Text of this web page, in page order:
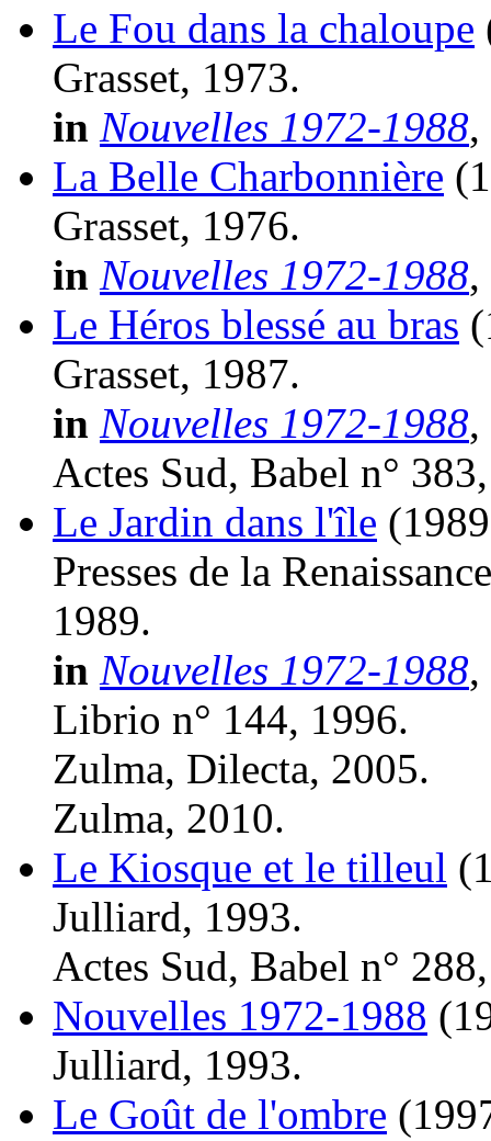
Le Fou dans la chaloupe
Grasset, 1973.
in Nouvelles 1972-1988,
La Belle Charbonnière
Grasset, 1976.
in Nouvelles 1972-1988,
Le Héros blessé au bras
Grasset, 1987.
in Nouvelles 1972-1988,
Actes Sud, Babel n°
Le Jardin dans l'île
Presses de la
1989.
in Nouvelles 1972-1988,
Librio n° 144, 1996.
Zulma, Dilecta, 2005.
Zulma, 2010.
Le Kiosque et le tilleul
Julliard, 1993.
Actes Sud, Babel n°
Nouvelles 1972-1988
Julliard, 1993.
Le Goût de l'ombre